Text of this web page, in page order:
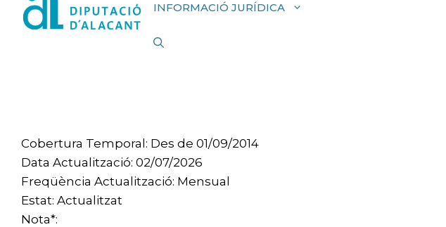
INFORMACIÓ JURÍDICA
Cobertura Temporal: Des de 01/09/2014
Data Actualització: 02/07/2026
Freqüència Actualització: Mensual
Estat: Actualitzat
Nota*: